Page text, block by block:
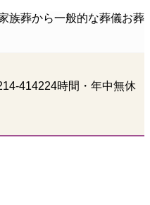
族葬から一般的な葬儀お葬
414224時間・年中無休